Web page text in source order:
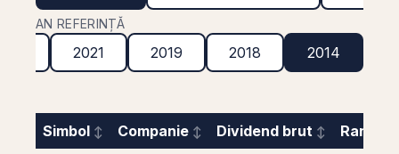
AN REFERINȚĂ
2021 2019 2018 2014
Simbol Companie Dividend brut